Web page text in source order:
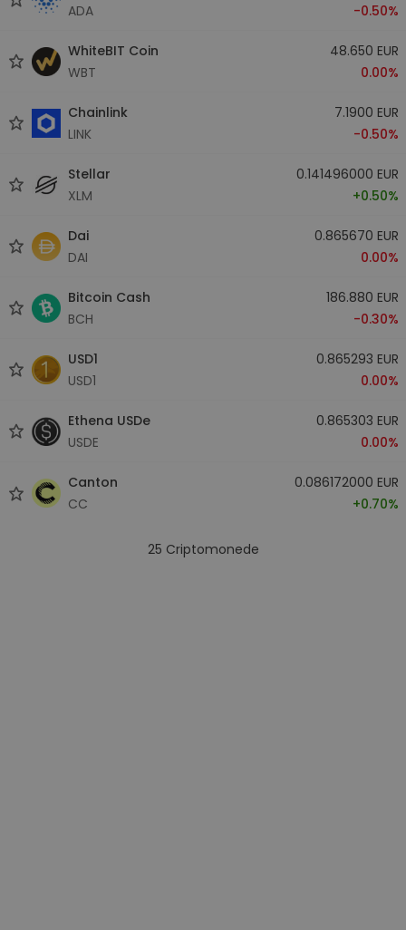
ADA
-0.50%
WhiteBIT Coin
WBT
48.650 EUR
0.00%
Chainlink
LINK
7.1900 EUR
-0.50%
Stellar
XLM
0.141496000 EUR
+0.50%
Dai
DAI
0.865670 EUR
0.00%
Bitcoin Cash
BCH
186.880 EUR
-0.30%
USD1
USD1
0.865293 EUR
0.00%
Ethena USDe
USDE
0.865303 EUR
0.00%
Canton
CC
0.086172000 EUR
+0.70%
25 Criptomonede